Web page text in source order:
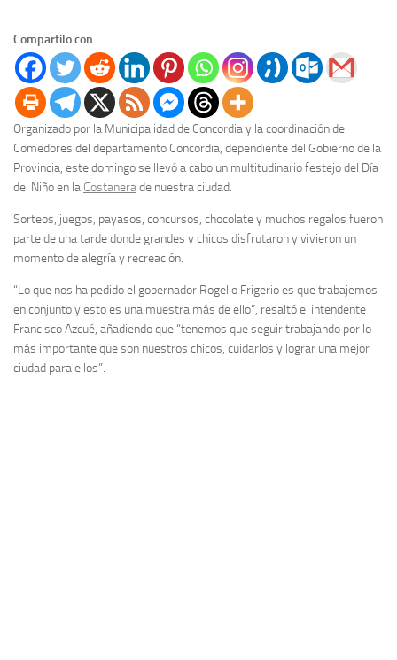
Compartilo con
Organizado por la Municipalidad de Concordia y la coordinación de
Comedores del departamento Concordia, dependiente del Gobierno de la
Provincia, este domingo se llevó a cabo un multitudinario festejo del Día
del Niño en la Costanerade nuestra ciudad.
Sorteos, juegos, payasos, concursos, chocolate y muchos regalos fueron
parte de una tarde donde grandes y chicos disfrutaron y vivieron un
momento de alegría y recreación.
“Lo que nos ha pedido el gobernador Rogelio Frigerio es que trabajemos
en conjunto y esto es una muestra más de ello”, resaltó el intendente
Francisco Azcué, añadiendo que “tenemos que seguir trabajando por lo
más importante que son nuestros chicos, cuidarlos y lograr una mejor
ciudad para ellos”.